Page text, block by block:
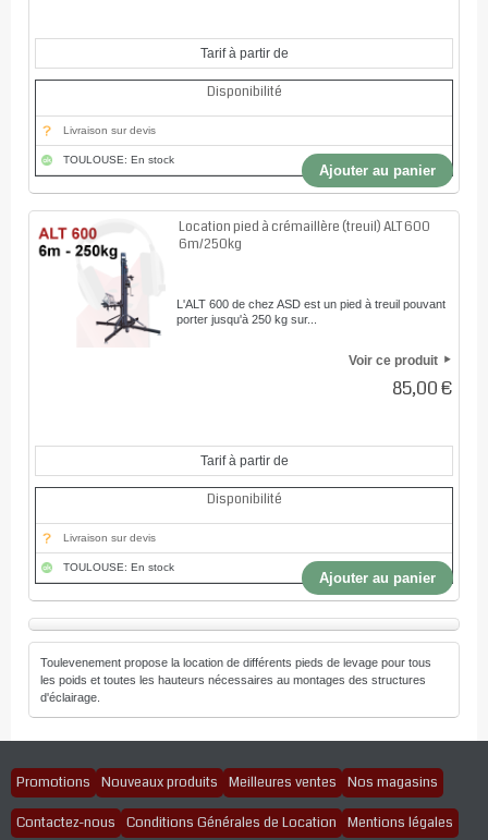
Tarif à partir de
Disponibilité
Livraison sur devis
TOULOUSE: En stock
Ajouter au panier
Location pied à crémaillère (treuil) ALT 600
6m/250kg
L'ALT 600 de chez ASD est un pied à treuil pouvant
porter jusqu'à 250 kg sur...
Voir ce produit
85,00 €
Tarif à partir de
Disponibilité
Livraison sur devis
TOULOUSE: En stock
Ajouter au panier
Toulevenement propose la location de différents pieds de levage pour tous
les poids et toutes les hauteurs nécessaires au montages des structures
d'éclairage.
Promotions Nouveaux produits Meilleures ventes Nos magasins
Contactez-nous Conditions Générales de Location Mentions légales